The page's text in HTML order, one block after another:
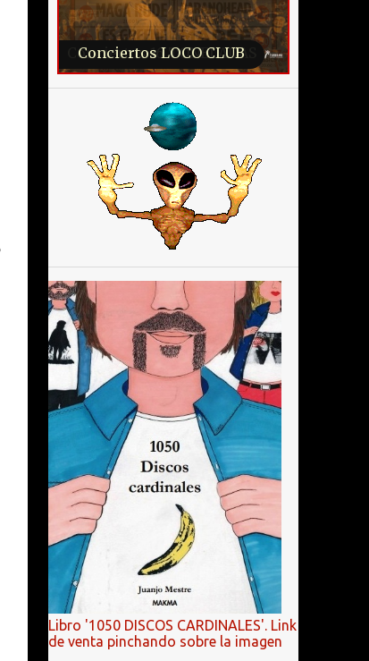
Conciertos LOCO CLUB
Libro '1050 DISCOS CARDINALES'. Link
de venta pinchando sobre la imagen